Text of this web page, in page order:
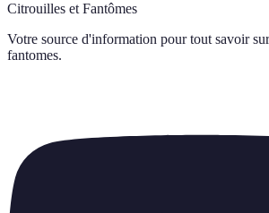
Citrouilles et Fantômes
Votre source d'information pour tout savoir sur
fantomes.